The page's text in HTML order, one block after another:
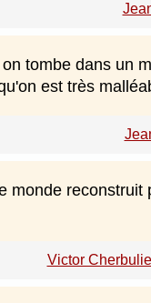
tombe dans un
est très
monde
Victor